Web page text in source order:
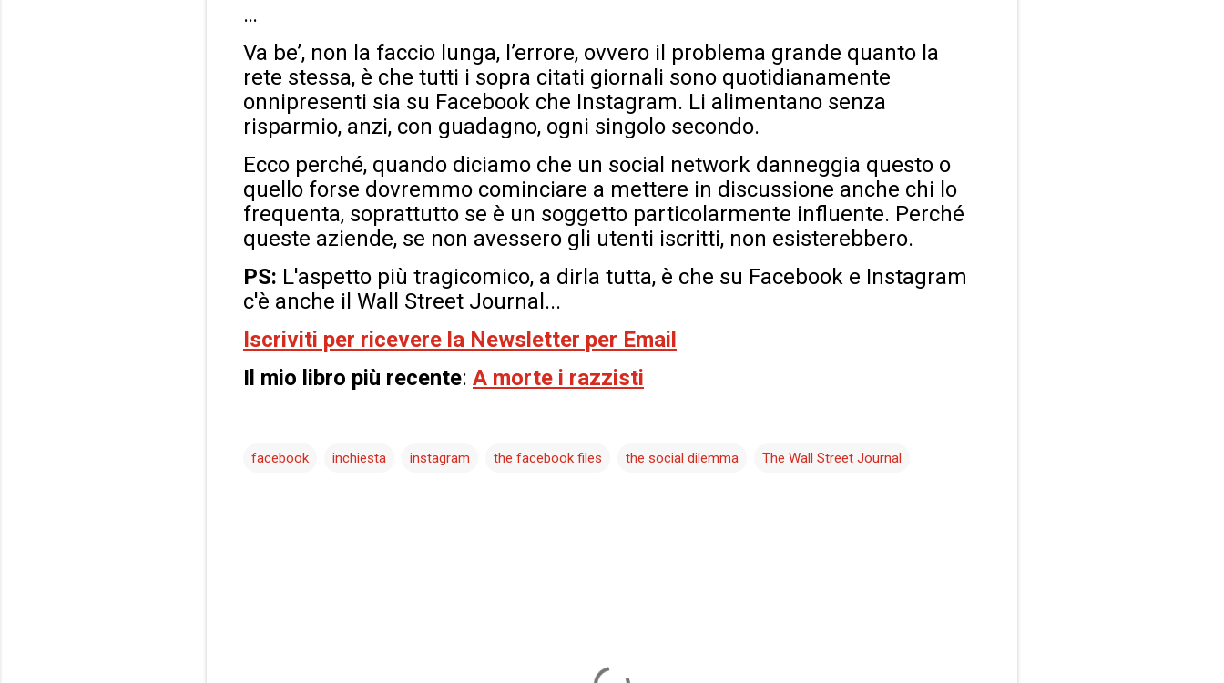
…
Va be’, non la faccio lunga, l’errore, ovvero il problema grande quanto la
rete stessa, è che tutti i sopra citati giornali sono quotidianamente
onnipresenti sia su Facebook che Instagram. Li alimentano senza
risparmio, anzi, con guadagno, ogni singolo secondo.
Ecco perché, quando diciamo che un social network danneggia questo o
quello forse dovremmo cominciare a mettere in discussione anche chi lo
frequenta, soprattutto se è un soggetto particolarmente influente. Perché
queste aziende, se non avessero gli utenti iscritti, non esisterebbero.
PS: L'aspetto più tragicomico, a dirla tutta, è che su Facebook e Instagram
c'è anche il Wall Street Journal...
Iscriviti per ricevere la Newsletter per Email
Il mio libro più recente: A morte i razzisti
facebook inchiesta instagram the facebook files the social dilemma The Wall Street Journal